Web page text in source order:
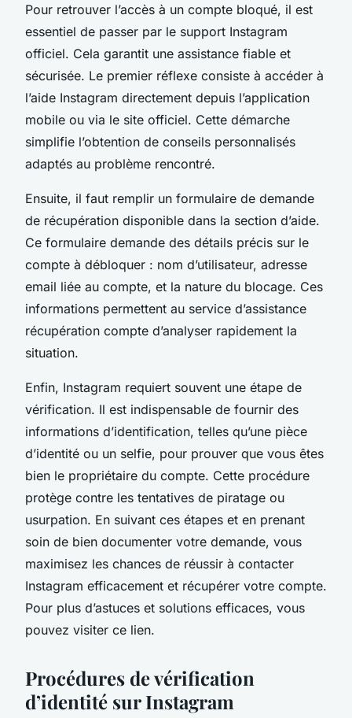
Pour retrouver l’accès à un compte bloqué, il est
essentiel de passer par le support Instagram
officiel. Cela garantit une assistance fiable et
sécurisée. Le premier réflexe consiste à accéder à
l’aide Instagram directement depuis l’application
mobile ou via le site officiel. Cette démarche
simplifie l’obtention de conseils personnalisés
adaptés au problème rencontré.
Ensuite, il faut remplir un formulaire de demande
de récupération disponible dans la section d’aide.
Ce formulaire demande des détails précis sur le
compte à débloquer : nom d’utilisateur, adresse
email liée au compte, et la nature du blocage. Ces
informations permettent au service d’assistance
récupération compte d’analyser rapidement la
situation.
Enfin, Instagram requiert souvent une étape de
vérification. Il est indispensable de fournir des
informations d’identification, telles qu’une pièce
d’identité ou un selfie, pour prouver que vous êtes
bien le propriétaire du compte. Cette procédure
protège contre les tentatives de piratage ou
usurpation. En suivant ces étapes et en prenant
soin de bien documenter votre demande, vous
maximisez les chances de réussir à contacter
Instagram efficacement et récupérer votre compte.
Pour plus d’astuces et solutions efficaces, vous
pouvez visiter ce lien.
Procédures de vérification
d’identité sur Instagram